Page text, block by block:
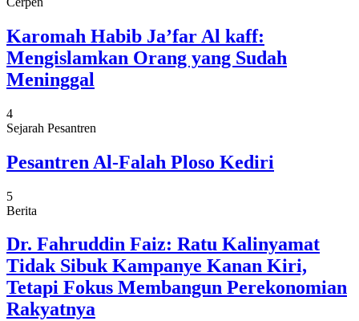
Karomah Habib Ja’far Al kaff:
Mengislamkan Orang yang Sudah
Meninggal
4
Sejarah Pesantren
Pesantren Al-Falah Ploso Kediri
5
Berita
Dr. Fahruddin Faiz: Ratu Kalinyamat
Tidak Sibuk Kampanye Kanan Kiri,
Tetapi Fokus Membangun Perekonomian
Rakyatnya